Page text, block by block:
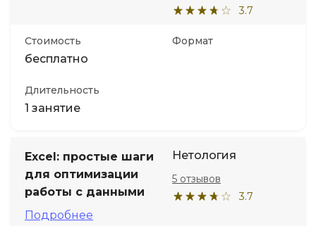
3.7
Стоимость
бесплатно
Формат
Длительность
1 занятие
Excel: простые шаги
для оптимизации
работы с данными
Подробнее
Нетология
3.7
5 отзывов